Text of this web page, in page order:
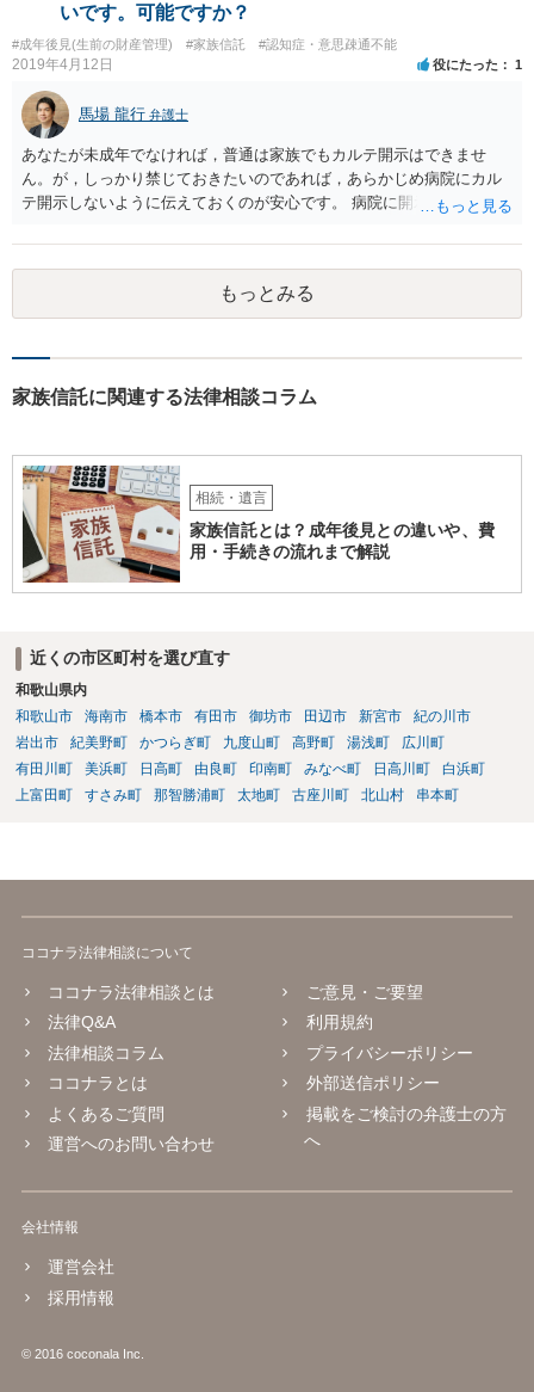
いです。可能ですか？
#成年後見(生前の財産管理) #家族信託 #認知症・意思疎通不能
2019年4月12日 役にたった 1
馬場 龍行 弁護士
あなたが未成年でなければ，普通は家族でもカルテ開示はできませ
ん。が，しっかり禁じておきたいのであれば，あらかじめ病院にカル
テ開示しないように伝えておくのが安心です。 病院に開示しないよう
可能性は低いのでコストパフォーマンスとしてはどうかなという感じ
がします。
もっとみる
家族信託に関連する法律相談コラム
相続・遺言
家族信託とは？成年後見との違いや、費
用・手続きの流れまで解説
近くの市区町村を選び直す
和歌山県内
和歌山市
海南市 橋本市 有田市 御坊市 田辺市 新宮市
紀の川市
岩出市
紀美野町 かつらぎ町 九度山町 高野町 湯浅町
広川町
有田川町
美浜町 日高町 由良町 印南町 みなべ町 日高川町
白浜町
上富田町
すさみ町 那智勝浦町 太地町 古座川町 北山村 串本町
ココナラ法律相談について
ココナラ法律相談とは
法律Q&A
法律相談コラム
ココナラとは
よくあるご質問
運営へのお問い合わせ
ご意見・ご要望
利用規約
プライバシーポリシー
外部送信ポリシー
掲載をご検討の弁護士の方
へ
会社情報
運営会社
採用情報
© 2016 coconala Inc.